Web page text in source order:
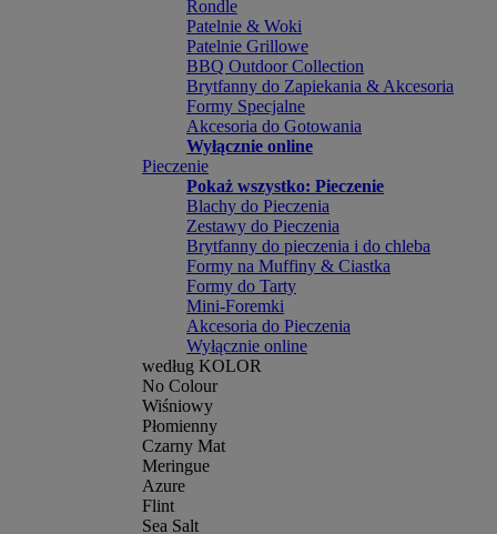
Rondle
Patelnie & Woki
Patelnie Grillowe
BBQ Outdoor Collection
Brytfanny do Zapiekania & Akcesoria
Formy Specjalne
Akcesoria do Gotowania
Wyłącznie online
Pieczenie
Pokaż wszystko: Pieczenie
Blachy do Pieczenia
Zestawy do Pieczenia
Brytfanny do pieczenia i do chleba
Formy na Muffiny & Ciastka
Formy do Tarty
Mini-Foremki
Akcesoria do Pieczenia
Wyłącznie online
według KOLOR
No Colour
Wiśniowy
Płomienny
Czarny Mat
Meringue
Azure
Flint
Sea Salt